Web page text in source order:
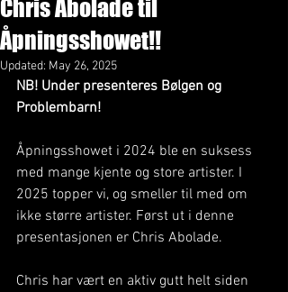
Chris Abolade til
Åpningsshowet!!
Updated: May 26, 2025
NB! Under presenteres Bølgen og
Problembarn!
Åpningsshowet i 2024 ble en suksess
med mange kjente og store artister. I
2025 topper vi, og smeller til med om
ikke større artister. Først ut i denne
presentasjonen er Chris Abolade.
Chris har vært en aktiv gutt helt siden